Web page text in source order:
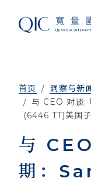
首页 洞察与新
与 CEO 对谈:
(6446 TT)美国
与
期：